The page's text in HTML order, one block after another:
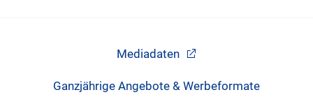
Mediadaten
Ganzjährige Angebote & Werbeformate